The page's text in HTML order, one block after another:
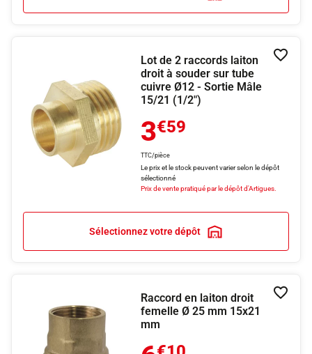
Lot de 2 raccords laiton
droit à souder sur tube
cuivre Ø12 - Sortie Mâle
15/21 (1/2")
3€59
TTC/pièce
Le prix et le stock peuvent varier selon le dépôt
sélectionné
Prix de vente pratiqué par le dépôt d'Artigues.
Sélectionnez votre dépôt
Raccord en laiton droit
femelle Ø 25 mm 15x21
mm